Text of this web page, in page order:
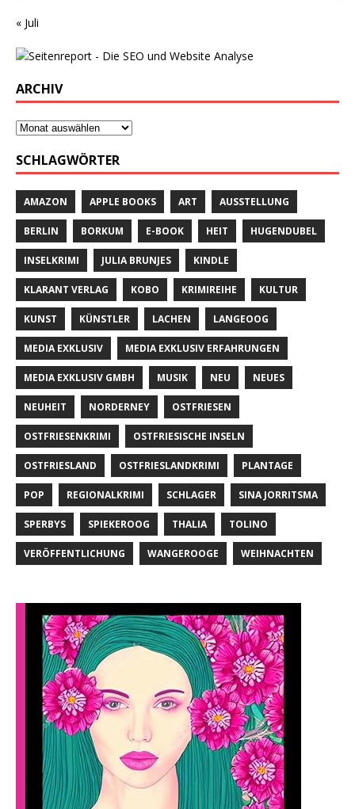
« Juli
ARCHIV
SCHLAGWÖRTER
AMAZON APPLE BOOKS ART AUSSTELLUNG
BERLIN BORKUM E-BOOK HEIT HUGENDUBEL
INSELKRIMI JULIA BRUNJES KINDLE
KLARANT VERLAG KOBO KRIMIREIHE KULTUR
KUNST KÜNSTLER LACHEN LANGEOOG
MEDIA EXKLUSIV MEDIA EXKLUSIV ERFAHRUNGEN
MEDIA EXKLUSIV GMBH MUSIK NEU NEUES
NEUHEIT NORDERNEY OSTFRIESEN
OSTFRIESENKRIMI OSTFRIESISCHE INSELN
OSTFRIESLAND OSTFRIESLANDKRIMI PLANTAGE
POP REGIONALKRIMI SCHLAGER SINA JORRITSMA
SPERBYS SPIEKEROOG THALIA TOLINO
VERÖFFENTLICHUNG WANGEROOGE WEIHNACHTEN